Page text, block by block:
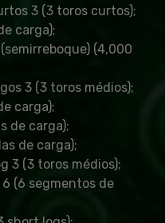
3 (3 toros curtos);
carga);
(4,000
3 (3 toros médios);
carga);
de carga);
de carga);
3 (3 toros médios);
(6 segmentos de